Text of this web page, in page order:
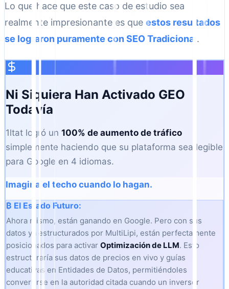
Lo que hace que este caso de estudio sea
realmente impresionante es que estos resultados
se lograron puramente con SEO Tradicional .
Ni Siquiera Han Activado GEO
Todavía
1ltat logró un 100% de aumento de tráfico
simplemente haciendo que su plataforma sea legible
para Google en 4 idiomas.
Imagina el techo cuando lo hagan.
₿ El Estado Futuro:
Ahora mismo, están ganando en Google. Pero con sus
datos ya estructurados por MultiLipi, están perfectamente
posicionados para activar Optimización de LLM. Esto
estructuraría sus datos de precios en vivo y guías
educativas en Entidades de Datos, permitiéndoles
convertirse en la autoridad citada cuando un inversor